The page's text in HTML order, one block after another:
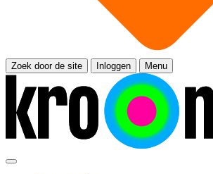
Zoek door de site Inloggen Menu